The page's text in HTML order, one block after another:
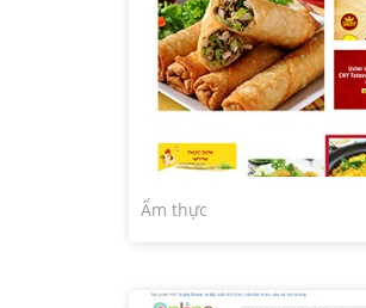
Ẩm thực